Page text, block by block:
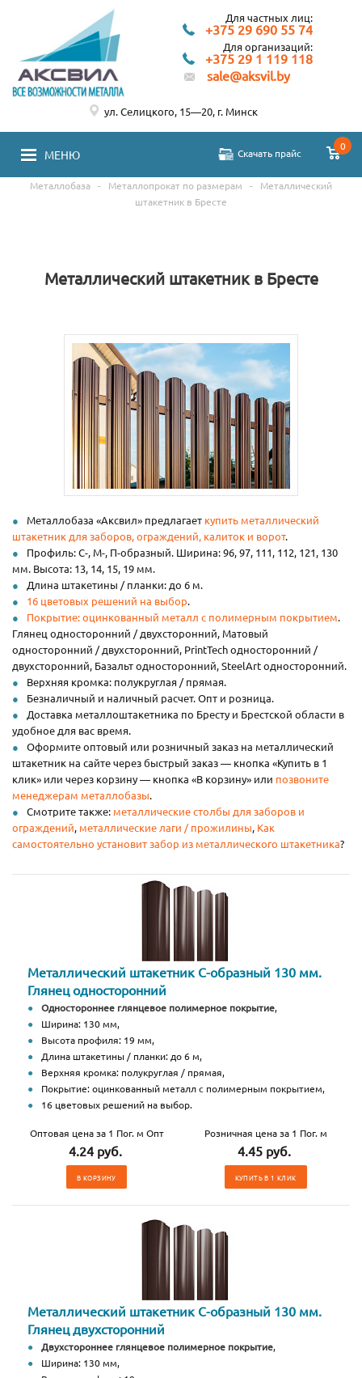
Для частных лиц:
+375 29 690 55 74
Для организаций:
+375 29 1 119 118
sale@aksvil.by
МЕНЮ Скачать прайс
0
ул. Селицкого, 15—20, г. Минск
Металлобаза - Металлопрокат по размерам -
Металлический
штакетник в Бресте
Металлический штакетник в Бресте
Металлобаза «Аксвил» предлагает купить металлический
штакетник для заборов, ограждений, калиток и ворот.
Профиль: С-, М-, П-образный. Ширина: 96, 97, 111, 112, 121, 130
мм. Высота: 13, 14, 15, 19 мм.
Длина штакетины / планки: до 6 м.
16 цветовых решений на выбор.
Покрытие: оцинкованный металл с полимерным покрытием.
Глянец односторонний / двухсторонний, Матовый
односторонний / двухсторонний, PrintTech односторонний /
двухсторонний, Базальт односторонний, SteelArt односторонний.
Верхняя кромка: полукруглая / прямая.
Безналичный и наличный расчет. Опт и розница.
Доставка металлоштакетника по Бресту и Брестской области в
удобное для вас время.
Оформите оптовый или розничный заказ на металлический
штакетник на сайте через быстрый заказ — кнопка «Купить в 1
клик» или через корзину — кнопка «В корзину» или позвоните
менеджерам металлобазы.
Смотрите также: металлические столбы для заборов и
ограждений, металлические лаги / прожилины, Как
самостоятельно установит забор из металлического штакетника?
Металлический штакетник С-образный 130 мм.
Глянец односторонний
Одностороннее глянцевое полимерное покрытие,
Ширина: 130 мм,
Высота профиля: 19 мм,
Длина штакетины / планки: до 6 м,
Верхняя кромка: полукруглая / прямая,
Покрытие: оцинкованный металл с полимерным покрытием,
16 цветовых решений на выбор.
Оптовая цена за 1 Пог. м Опт
4.24 руб.
В КОРЗИНУ
Розничная цена за 1 Пог. м
4.45 руб.
КУПИТЬ В 1 КЛИК
Металлический штакетник С-образный 130 мм.
Глянец двухсторонний
Двухстороннее глянцевое полимерное покрытие,
Ширина: 130 мм,